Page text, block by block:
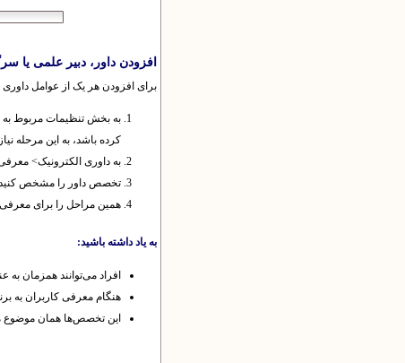
افزودن داور، دبیر علمی یا
برای افزودن هر یک از عوامل داوری
به بخش تنظیمات مربوط به
کرده باشد، به این مرحله
به داوری الکترونیک>
تخصص داور را مشخص کنید و
همین مراحل را برای معرفی
به یاد داشته باشید:
افراد می‌توانند همزمان به
هنگام معرفی کاربران به
این تخصص‌ها همان موضوع